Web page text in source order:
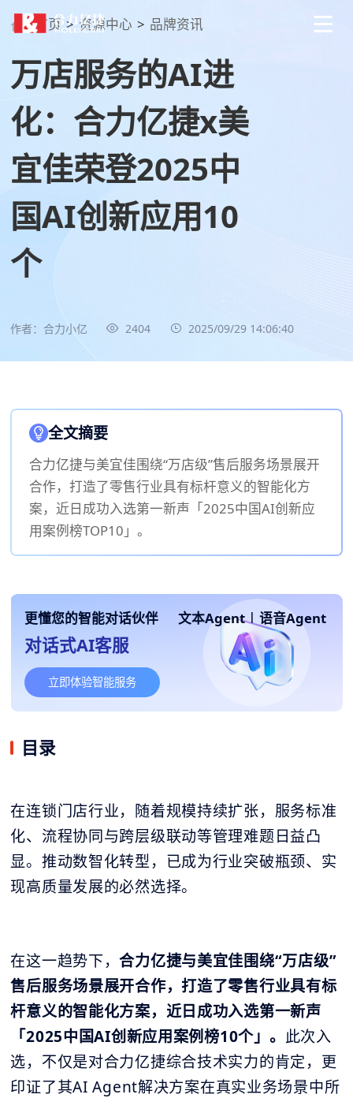
首页 > 资源中心 > 品牌资讯
万店服务的AI进
化：合力亿捷x美
宜佳荣登2025中
国AI创新应用10
个
作者：合力小亿 2404 2025/09/29 14:06:40
全文摘要
合力亿捷与美宜佳围绕“万店级”售后服务场景展开
合作，打造了零售行业具有标杆意义的智能化方
案，近日成功入选第一新声「2025中国AI创新应
用案例榜TOP10」。
更懂您的智能对话伙伴 文本Agent | 语音Agent
对话式AI客服
立即体验智能服务
目录
在连锁门店行业，随着规模持续扩张，服务标准
化、流程协同与跨层级联动等管理难题日益凸
显。推动数智化转型，已成为行业突破瓶颈、实
现高质量发展的必然选择。
在这一趋势下，合力亿捷与美宜佳围绕“万店级”
售后服务场景展开合作，打造了零售行业具有标
杆意义的智能化方案，近日成功入选第一新声
「2025中国AI创新应用案例榜10个」。 此次入
选，不仅是对合力亿捷综合技术实力的肯定，更
印证了其AI Agent解决方案在真实业务场景中所